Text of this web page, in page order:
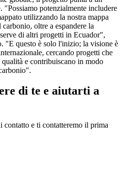
"Possiamo potenzialmente includere
utilizzando la nostra mappa
oltre a espandere la
di altri progetti in Ecuador",
"E questo è solo l'inizio; la visione è
cercando progetti che
e contribuiscano in modo
di te e aiutarti a
e ti contatteremo il prima